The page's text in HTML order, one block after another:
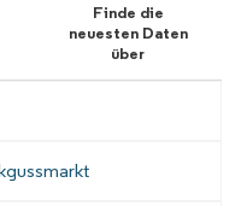
Finde die
neuesten Daten
über